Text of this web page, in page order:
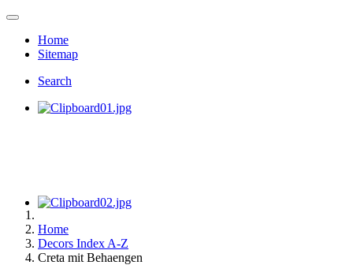
Home
Sitemap
Search
Home
Decors Index A-Z
Creta mit Behaengen